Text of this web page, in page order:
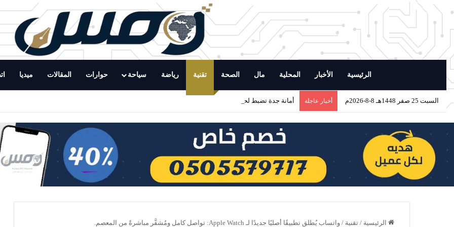
الرئيسية الأخبار المحلية مال الصحة تقنية رياضة سياحة حوارات المقالات ميديا
السبت 25 صفر 1448هـ 8-8-2026م أخبار عاجلة أمانة جدة تضبط لحومًا فاسدة وتتعقب البيع العشوائي بنطاق بريمان
الرئيسية / تقنية / واتساب يُطلق تطبيقًا أصليًا جديدًا لـ Apple Watch: تواصل كامل ومُشفَّر مباشرةً من المعصم.